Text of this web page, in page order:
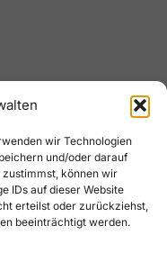
wir Technologien
und/oder darauf
zustimmst, können wir
IDs auf dieser Website
erteilst oder zurückziehst,
beeinträchtigt werden.